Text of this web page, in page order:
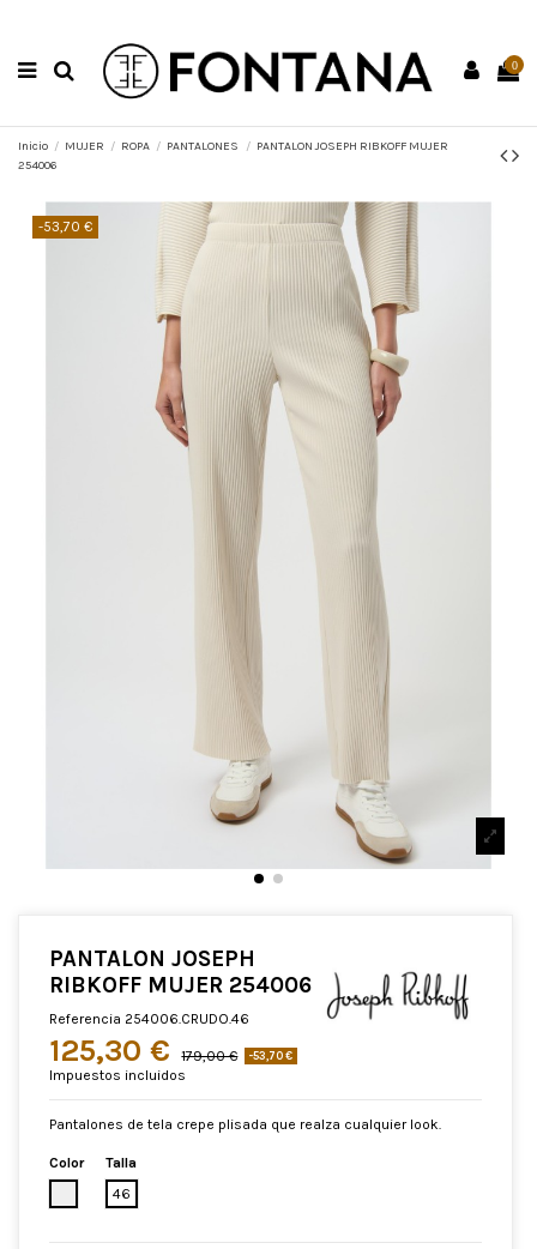
0
Inicio MUJER ROPA PANTALONES
PANTALON JOSEPH RIBKOFF MUJER
254006
-53,70 €
PANTALON JOSEPH
RIBKOFF MUJER 254006
Referencia 254006.CRUDO.46
125,30 € 179,00 € -53,70 €
Impuestos incluidos
Pantalones de tela crepe plisada que realza cualquier look.
Color
Talla
46